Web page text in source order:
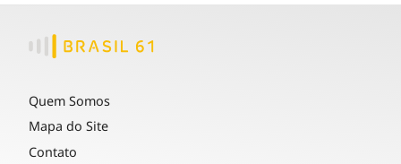
Quem Somos
Mapa do Site
Contato